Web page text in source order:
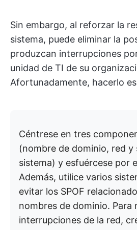
Sin embargo, al reforzar la
sistema, puede eliminar la
produzcan interrupciones
unidad de TI de su
Afortunadamente, hacerlo
Céntrese en tres
(nombre de dominio, red y
sistema) y esfuércese por
Además, utilice varios
evitar los SPOF
nombres de dominio. Para
interrupciones de la red,